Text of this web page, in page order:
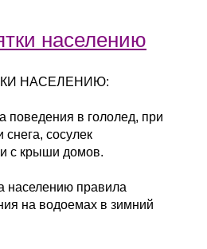
населению
НАСЕЛЕНИЮ:
поведения в гололед, при
снега, сосулек
с крыши домов.
населению правила
на водоемах в зимний